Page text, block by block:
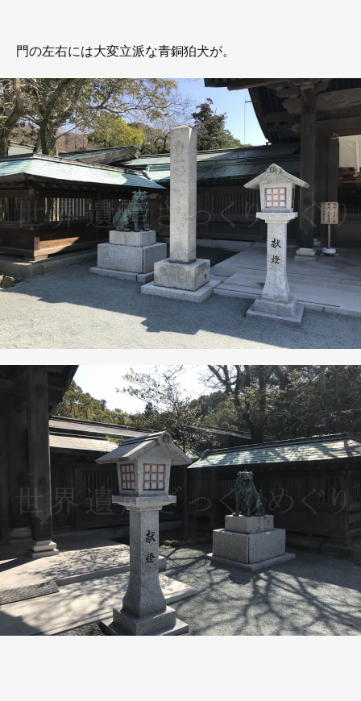
門の左右には大変立派な青銅狛犬が。